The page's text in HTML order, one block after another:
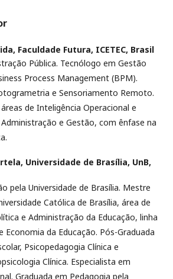
Faculdade Futura, ICETEC, Brasil
Pública. Tecnólogo em Gestão
Process Management (BPM).
e Sensoriamento Remoto.
de Inteligência Operacional e
e Gestão, com ênfase na
Universidade de Brasília, UnB,
pela Universidade de Brasília. Mestre
Católica de Brasília, área de
e Administração da Educação, linha
Economia da Educação. Pós-Graduada
Psicopedagogia Clínica e
Clínica. Especialista em
Graduada em Pedagogia pela